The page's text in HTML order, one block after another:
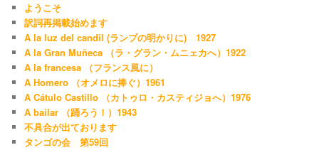
ようこそ
訳詞再掲載始めます
A la luz del candil (ランプの明かりに) 1927
A la Gran Muñeca （ラ・グラン・ムニェカへ）1922
A la francesa （フランス風に）
A Homero （オメロに捧ぐ）1961
A Cátulo Castillo （カトゥロ・カスティジョへ）1976
A bailar （踊ろう！）1943
不具合が出ております
タンゴの会 第59回